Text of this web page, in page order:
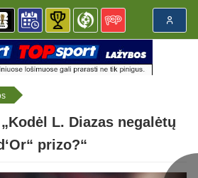
L. Diazas negalėtų
prizo?“